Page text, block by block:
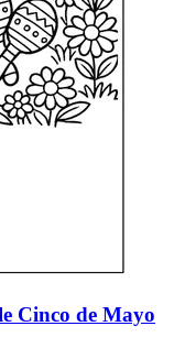
Cinco de Mayo